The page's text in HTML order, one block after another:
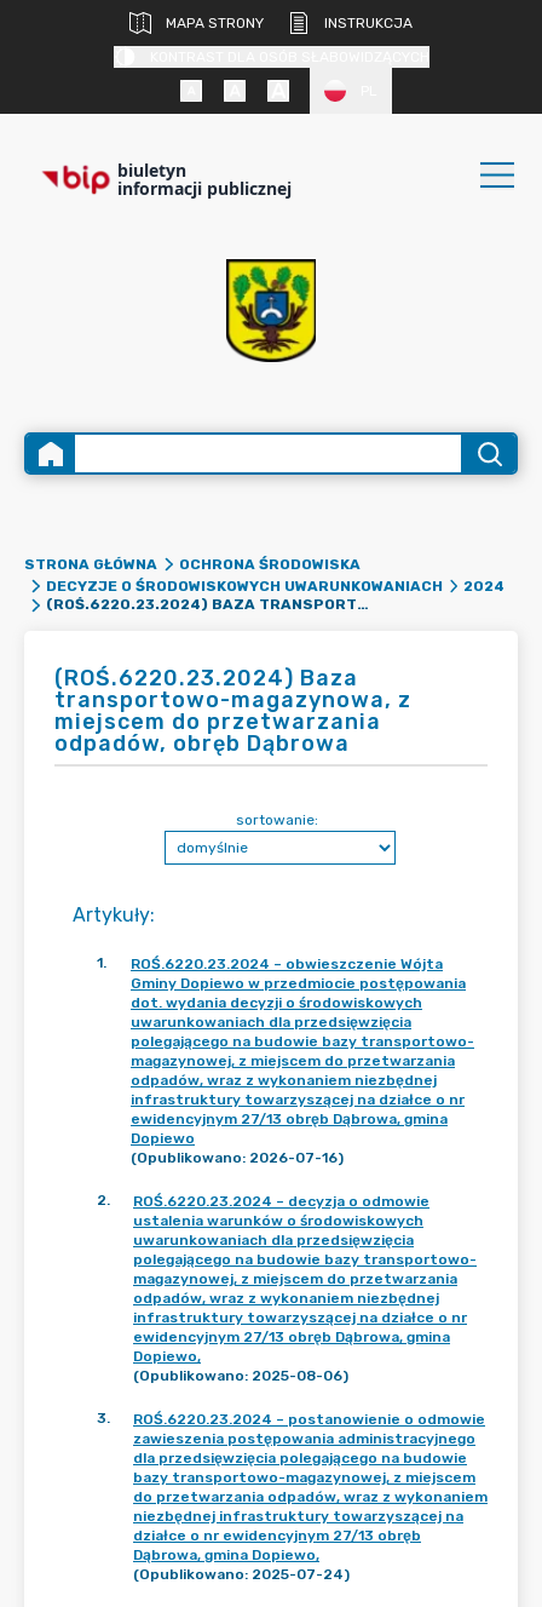
MAPA STRONY
INSTRUKCJA
biuletyn
informacji publicznej
STRONA GŁÓWNA
OCHRONA ŚRODOWISKA
DECYZJE O ŚRODOWISKOWYCH UWARUNKOWANIACH
2024
(ROŚ.6220.23.2024) BAZA TRANSPORTOWO-MAGAZYNOWA, Z MIEJSCEM DO PRZETWARZANIA ODPADÓW, OBRĘB DĄBROWA
(ROŚ.6220.23.2024) Baza
transportowo-magazynowa, z
miejscem do przetwarzania
odpadów, obręb Dąbrowa
Artykuły:
sortowanie:
1.
ROŚ.6220.23.2024 – obwieszczenie Wójta
Gminy Dopiewo w przedmiocie postępowania
dot. wydania decyzji o środowiskowych
uwarunkowaniach dla przedsięwzięcia
polegającego na budowie bazy transportowo-
magazynowej, z miejscem do przetwarzania
odpadów, wraz z wykonaniem niezbędnej
infrastruktury towarzyszącej na działce o nr
ewidencyjnym 27/13 obręb Dąbrowa, gmina
Dopiewo
(Opublikowano: 2026-07-16)
2.
ROŚ.6220.23.2024 – decyzja o odmowie
ustalenia warunków o środowiskowych
uwarunkowaniach dla przedsięwzięcia
polegającego na budowie bazy transportowo-
magazynowej, z miejscem do przetwarzania
odpadów, wraz z wykonaniem niezbędnej
infrastruktury towarzyszącej na działce o nr
ewidencyjnym 27/13 obręb Dąbrowa, gmina
Dopiewo,
(Opublikowano: 2025-08-06)
3.
ROŚ.6220.23.2024 – postanowienie o odmowie
zawieszenia postępowania administracyjnego
dla przedsięwzięcia polegającego na budowie
bazy transportowo-magazynowej, z miejscem
do przetwarzania odpadów, wraz z wykonaniem
niezbędnej infrastruktury towarzyszącej na
działce o nr ewidencyjnym 27/13 obręb
Dąbrowa, gmina Dopiewo,
(Opublikowano: 2025-07-24)